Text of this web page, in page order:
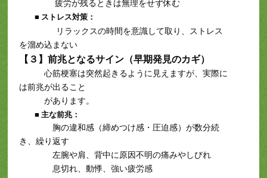
疲労が残るときは無理をせず休む
■ ストレス対策：
リラックスの時間を意識して取り、ストレス
を溜め込まない
【３】前兆となるサイン（早期発見のカギ）
心筋梗塞は突然起きるように見えますが、実際に
は前兆が出ること
があります。
■ 主な前兆：
胸の違和感（締めつけ感・圧迫感）が数分続
き、繰り返す
左腕や肩、背中に原因不明の痛みやしびれ
息切れ、動悸、強い疲労感